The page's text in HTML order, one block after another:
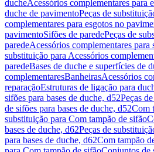
ducheAcessórios complementares para
duche de pavimentoPeças de
complementares para esgotos no
pavimentoSifões de paredePeças de
paredeAcessórios complementares para
substituição para Acessórios
paredeBases de duche e superfícies de
complementaresBanheirasAcessórios
reparaçãoEstruturas de ligação para
sifões para bases de duche, d52Peças
de sifões para bases de duche, d52Com
substituição para Com tampão de sifão
bases de duche, d62Peças de
para bases de duche, d62Com tampão